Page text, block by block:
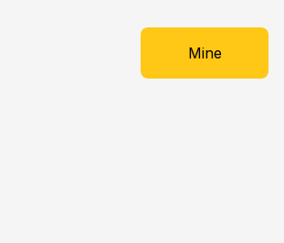
Mine